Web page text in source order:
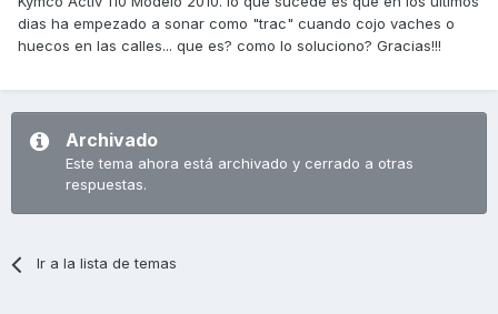
dias ha empezado a sonar como "trac" cuando cojo vaches o
huecos en las calles... que es? como lo soluciono? Gracias!!!
Archivado
Este tema ahora está archivado y cerrado a otras
respuestas.
Ir a la lista de temas